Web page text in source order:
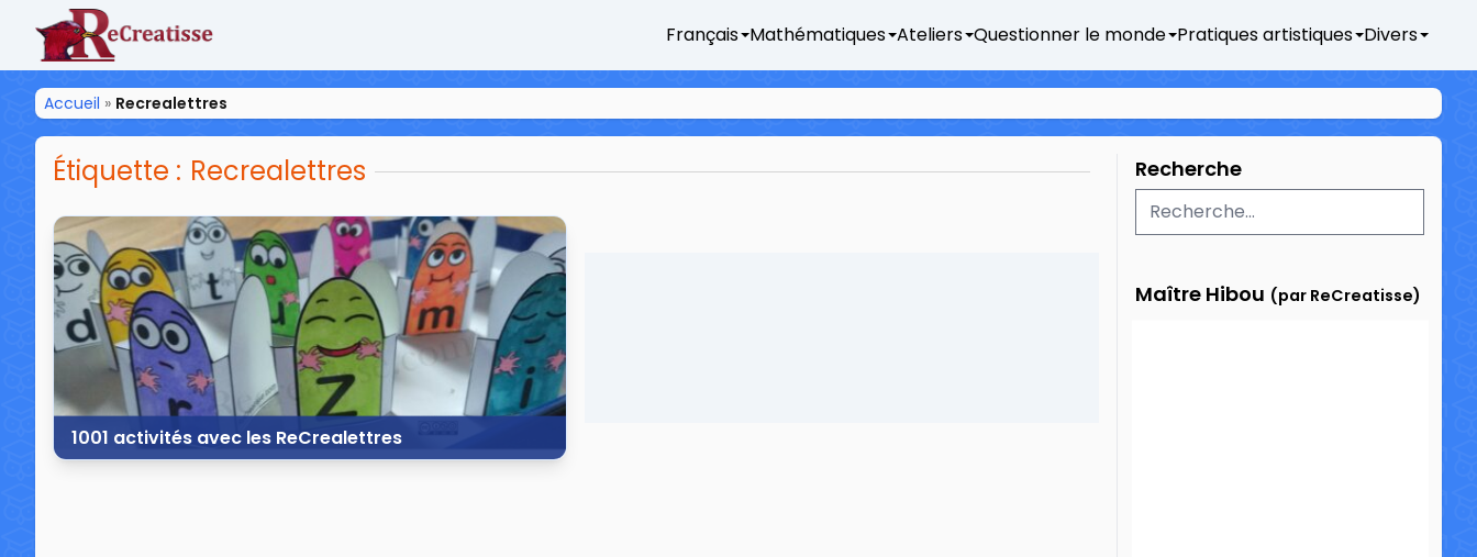
ReCreatisse
Français Mathématiques Ateliers Questionner le monde Pratiques artistiques Divers
Accueil » Recrealettres
Étiquette : Recrealettres
1001 activités avec les ReCrealettres
Recherche
Maître Hibou (par ReCreatisse)